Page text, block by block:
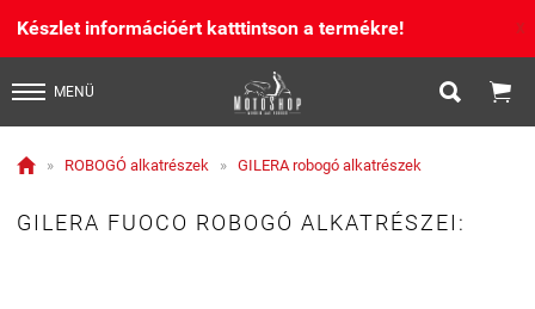
Készlet információért katttintson a termékre! X
MENÜ  
 » ROBOGÓ alkatrészek » GILERA robogó alkatrészek
GILERA FUOCO ROBOGÓ ALKATRÉSZEI: